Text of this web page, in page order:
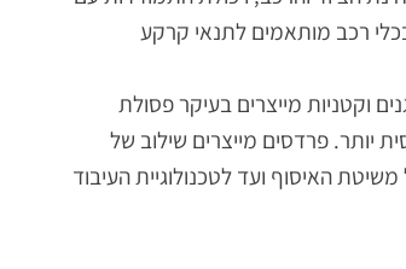
נגישים ועד לשטחים הרריים
והרכב, ויכולת התמודדות עם
רכב מותאמים לתנאי קרקע
מייצרים בעיקר פסולת